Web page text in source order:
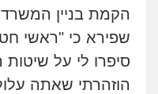
הקמת בניין
שפירא כי "ראשי
סיפרו לי על
הוזהרתי שאתה